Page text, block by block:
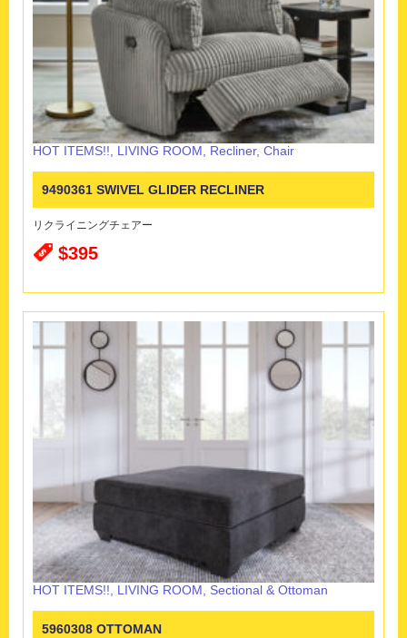
HOT ITEMS!! LIVING ROOM Recliner, Chair
9490361 SWIVEL GLIDER RECLINER
リクライニングチェアー
$395
HOT ITEMS!! LIVING ROOM Sectional & Ottoman
5960308 OTTOMAN